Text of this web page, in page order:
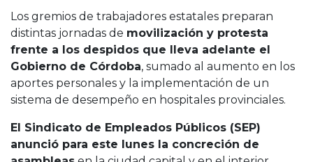
Los gremios de trabajadores estatales preparan
distintas jornadas de movilización y protesta
frente a los despidos que lleva adelante el
Gobierno de Córdoba, sumado al aumento en los
aportes personales y la implementación de un
sistema de desempeño en hospitales provinciales.
El Sindicato de Empleados Públicos (SEP)
anunció para este lunes la concreción de